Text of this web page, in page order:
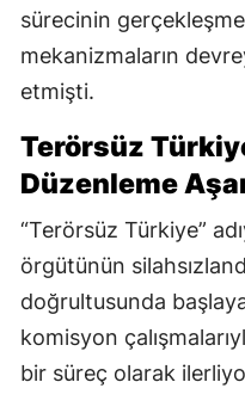
sürecinin
mekanizmaların
etmişti.
Terörsüz
Düzenleme
“Terörsüz Türkiye”
örgütünün
doğrultusunda
komisyon
bir süreç olarak